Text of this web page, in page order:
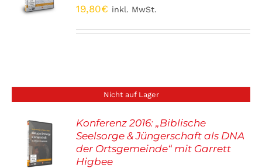
19,80€ inkl. MwSt.
Nicht auf Lager
Konferenz 2016: „Biblische
Seelsorge & Jüngerschaft als DNA
der Ortsgemeinde“ mit Garrett
Higbee